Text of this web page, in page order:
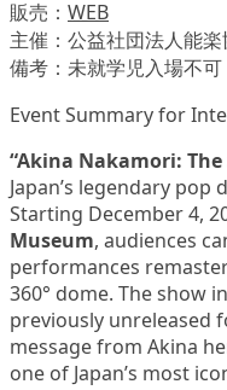
販売： WEB
主催：公益社団法人能楽
備考：未就学児入場不可
Event Summary for
“Akina Nakamori:
Japan’s legendary
Starting December 4,
Museum, audiences
performances
360° dome. The show
previously unreleased
message from Akina
one of Japan’s most